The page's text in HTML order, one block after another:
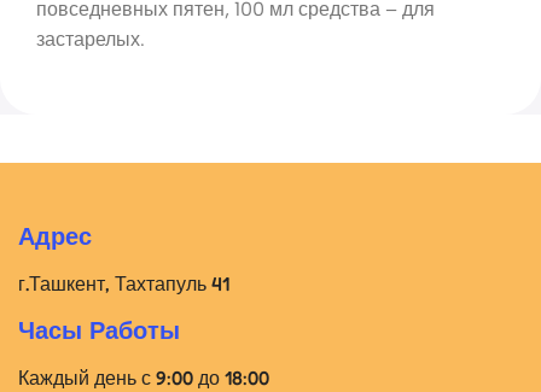
повседневных пятен, 100 мл средства – для
застарелых.
Адрес
г.Ташкент, Тахтапуль 41
Часы Работы
Каждый день с 9:00 до 18:00